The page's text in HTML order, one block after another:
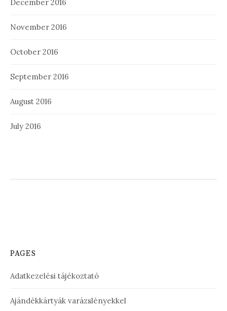
December 2016
November 2016
October 2016
September 2016
August 2016
July 2016
PAGES
Adatkezelési tájékoztató
Ajándékkártyák varázslényekkel